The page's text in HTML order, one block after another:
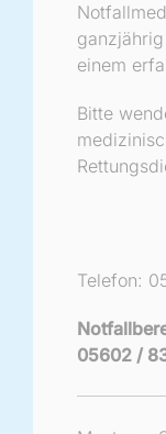
einem
Bitte
Telefon:
05602 /